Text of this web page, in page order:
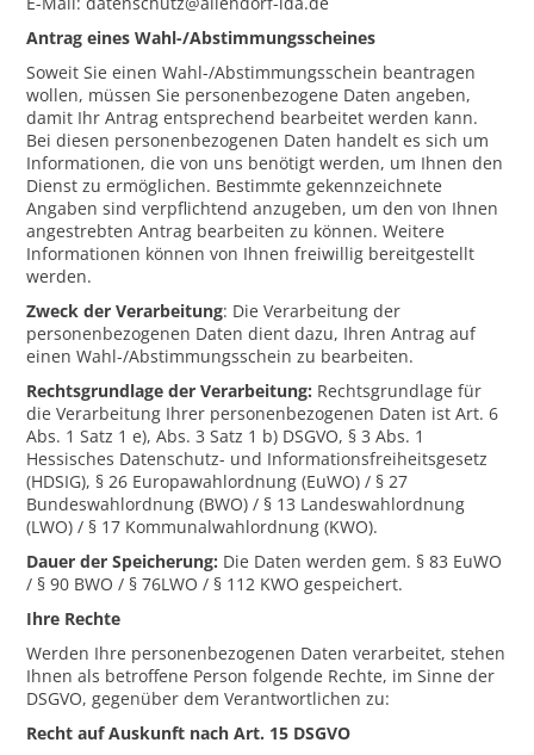
Antrag eines Wahl-/Abstimmungsscheines
Soweit Sie einen Wahl-/Abstimmungsschein beantragen
wollen, müssen Sie personenbezogene Daten angeben,
damit Ihr Antrag entsprechend bearbeitet werden kann.
Bei diesen personenbezogenen Daten handelt es sich um
Informationen, die von uns benötigt werden, um Ihnen den
Dienst zu ermöglichen. Bestimmte gekennzeichnete
Angaben sind verpflichtend anzugeben, um den von Ihnen
angestrebten Antrag bearbeiten zu können. Weitere
Informationen können von Ihnen freiwillig bereitgestellt
werden.
Zweck der Verarbeitung: Die Verarbeitung der
personenbezogenen Daten dient dazu, Ihren Antrag auf
einen Wahl-/Abstimmungsschein zu bearbeiten.
Rechtsgrundlage der Verarbeitung: Rechtsgrundlage für
die Verarbeitung Ihrer personenbezogenen Daten ist Art. 6
Abs. 1 Satz 1 e), Abs. 3 Satz 1 b) DSGVO, § 3 Abs. 1
Hessisches Datenschutz- und Informationsfreiheitsgesetz
(HDSIG), § 26 Europawahlordnung (EuWO) / § 27
Bundeswahlordnung (BWO) / § 13 Landeswahlordnung
(LWO) / § 17 Kommunalwahlordnung (KWO).
Dauer der Speicherung: Die Daten werden gem. § 83 EuWO
/ § 90 BWO / § 76LWO / § 112 KWO gespeichert.
Ihre Rechte
Werden Ihre personenbezogenen Daten verarbeitet, stehen
Ihnen als betroffene Person folgende Rechte, im Sinne der
DSGVO, gegenüber dem Verantwortlichen zu:
Recht auf Auskunft nach Art. 15 DSGVO